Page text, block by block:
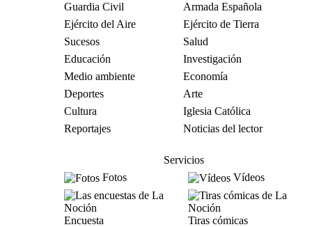
Guardia Civil
Armada Española
Ejército del Aire
Ejército de Tierra
Sucesos
Salud
Educación
Investigación
Medio ambiente
Economía
Deportes
Arte
Cultura
Iglesia Católica
Reportajes
Noticias del lector
Servicios
Fotos
Vídeos
Encuesta Tiras cómicas